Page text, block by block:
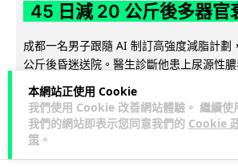
本網站正使用 Cookie
我們使用 Cookie 改善網站體驗。 繼續使
我們的網站即表示您同意我們的 Cookie
策 。
45 日減 20 公斤後多器官
成都一名男子跟隨 AI 制訂高強度減脂計劃
公斤後昏迷送院。醫生診斷他患上尿源性
及多器官功能障礙。...
23 4↗ 分享